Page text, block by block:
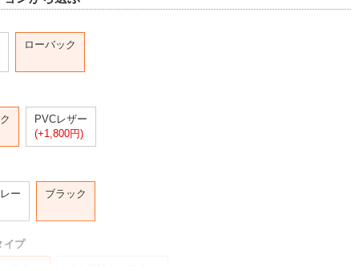
ローバック
PVCレザー
(+1,800円)
ー
ブラック
イプ